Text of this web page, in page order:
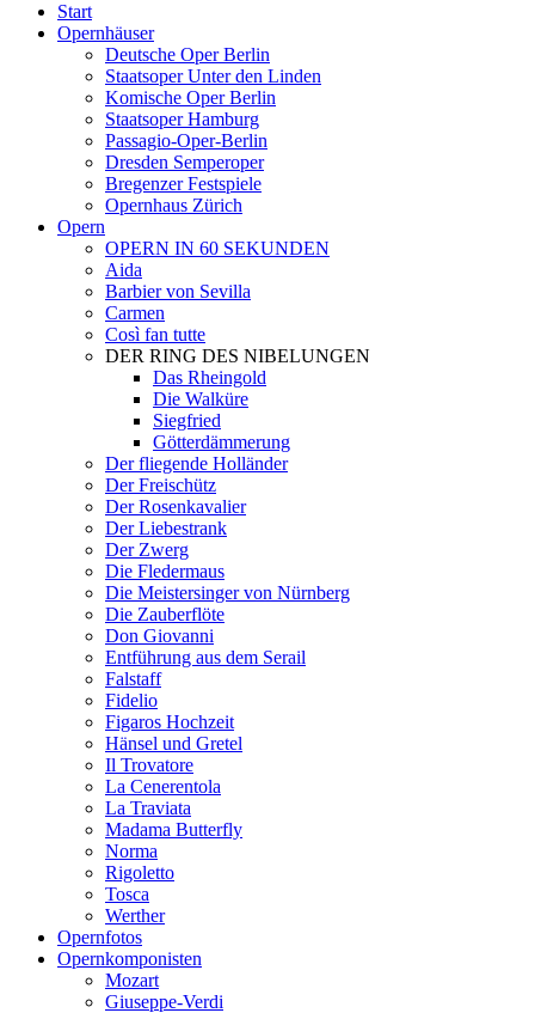
Start
Opernhäuser
Deutsche Oper Berlin
Staatsoper Unter den Linden
Komische Oper Berlin
Staatsoper Hamburg
Passagio-Oper-Berlin
Dresden Semperoper
Bregenzer Festspiele
Opernhaus Zürich
Opern
OPERN IN 60 SEKUNDEN
Aida
Barbier von Sevilla
Carmen
Così fan tutte
DER RING DES NIBELUNGEN
Das Rheingold
Die Walküre
Siegfried
Götterdämmerung
Der fliegende Holländer
Der Freischütz
Der Rosenkavalier
Der Liebestrank
Der Zwerg
Die Fledermaus
Die Meistersinger von Nürnberg
Die Zauberflöte
Don Giovanni
Entführung aus dem Serail
Falstaff
Fidelio
Figaros Hochzeit
Hänsel und Gretel
Il Trovatore
La Cenerentola
La Traviata
Madama Butterfly
Norma
Rigoletto
Tosca
Werther
Opernfotos
Opernkomponisten
Mozart
Giuseppe-Verdi